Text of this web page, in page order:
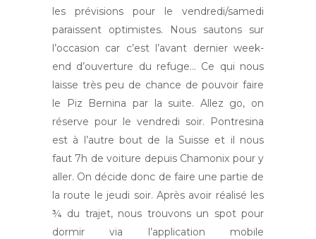
les prévisions pour le vendredi/samedi
paraissent optimistes. Nous sautons sur
l’occasion car c’est l’avant dernier week-
end d’ouverture du refuge… Ce qui nous
laisse très peu de chance de pouvoir faire
le Piz Bernina par la suite. Allez go, on
réserve pour le vendredi soir. Pontresina
est à l’autre bout de la Suisse et il nous
faut 7h de voiture depuis Chamonix pour y
aller. On décide donc de faire une partie de
la route le jeudi soir. Après avoir réalisé les
¾ du trajet, nous trouvons un spot pour
dormir via l’application mobile